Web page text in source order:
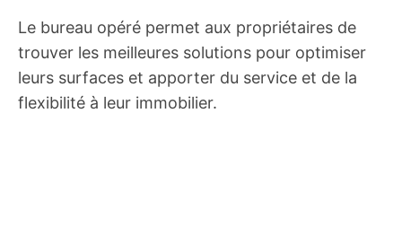
Le bureau opéré permet aux propriétaires de
trouver les meilleures solutions pour optimiser
leurs surfaces et apporter du service et de la
flexibilité à leur immobilier.